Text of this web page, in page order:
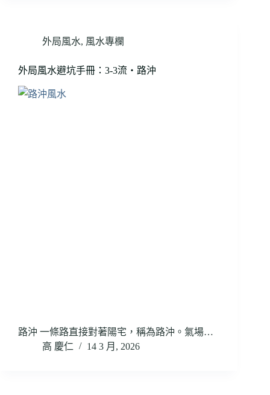
外局風水, 風水專欄
外局風水避坑手冊：3-3流・路沖
路沖 一條路直接對著陽宅，稱為路沖。氣場…
高 慶仁
14 3 月, 2026